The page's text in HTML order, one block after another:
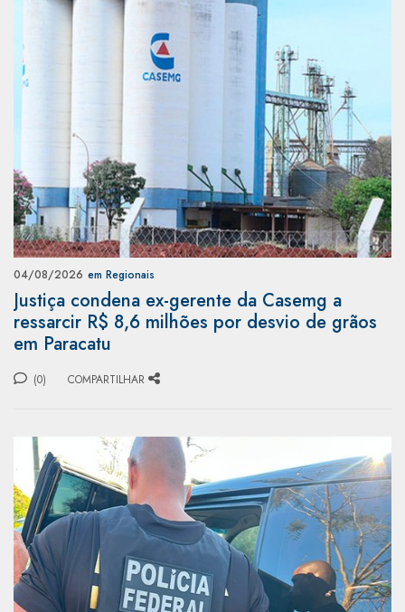
04/08/2026 em Regionais
Justiça condena ex-gerente da Casemg a
ressarcir R$ 8,6 milhões por desvio de grãos
em Paracatu
(0) COMPARTILHAR